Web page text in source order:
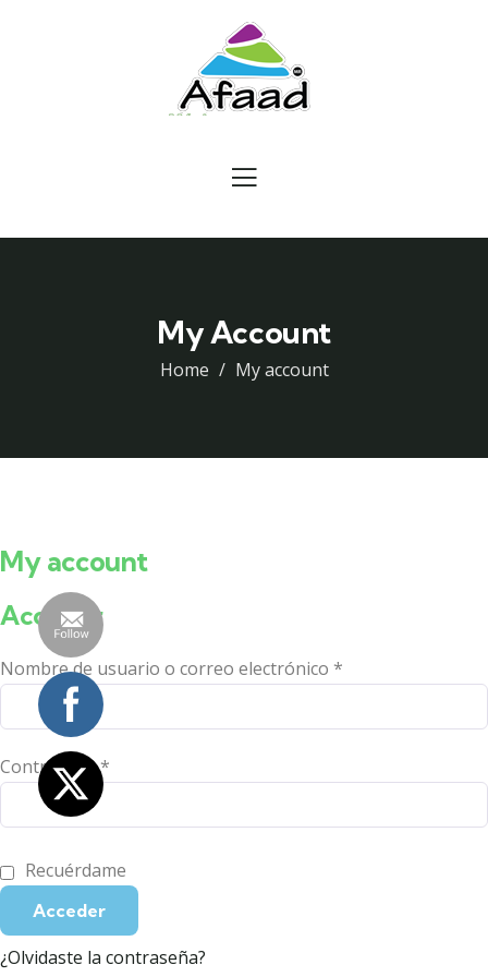
My Account
Home My account
My account
Acceder
Nombre de usuario o correo electrónico *
Contraseña*
Recuérdame
Acceder
¿Olvidaste la contraseña?